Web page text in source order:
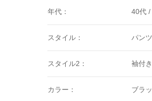
年代： 40代 /
スタイル： パン
スタイル2： 袖付き
カラー： ブラ